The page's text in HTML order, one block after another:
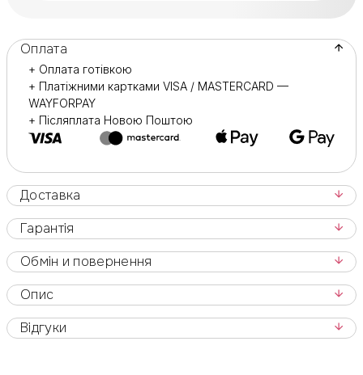
Оплата
+ Оплата готівкою
+ Платіжними картками VISA / MASTERCARD —
WAYFORPAY
+ Післяплата Новою Поштою
Доставка
Гарантія
Обмін и повернення
Опис
Відгуки